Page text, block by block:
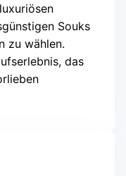
Souks
zu wählen.
das